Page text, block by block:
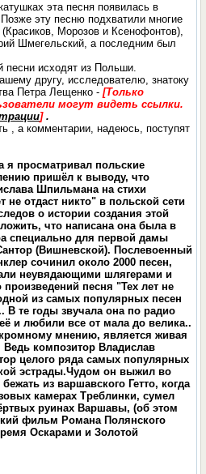
эта песня появилась в
эту песню подхватили многие
Морозов и Ксенофонтов),
Шмегельский, а последним был
песни исходят из Польши.
другу, исследователю, знатоку
Петра Лещенко - [Только
могут видеть ссылки.
].
, а комментарии, надеюсь, поступят
просматривал польские
пришёл к выводу, что
Шпильмана на стихи
не отдаст никто" в польской сети
о истории создания этой
что написана она была в
специально для первой дамы
(Вишневской). Послевоенный
сочинил около 2000 песен,
неувядающими шлягерами и
произведений песня "Тех лет не
из самых популярных песен
В те годы звучала она по радио
и любили все от мала до велика..
мнению, является живая
композитор Владислав
целого ряда самых популярных
эстрады.Чудом он выжил во
из варшавского Гетто, когда
камерах Треблинки, сумел
руинах Варшавы, (об этом
фильм Романа Полянского
Оскарами и Золотой